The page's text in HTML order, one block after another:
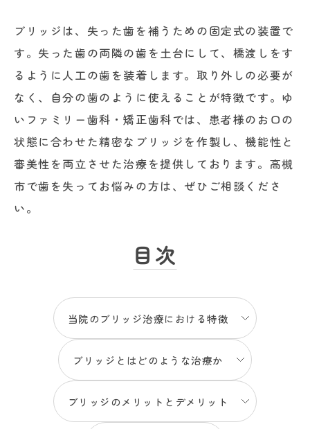
ブリッジは、失った歯を補うための固定式の装置で
す。失った歯の両隣の歯を土台にして、橋渡しをす
るように人工の歯を装着します。取り外しの必要が
なく、自分の歯のように使えることが特徴です。ゆ
いファミリー歯科・矯正歯科では、患者様のお口の
状態に合わせた精密なブリッジを作製し、機能性と
審美性を両立させた治療を提供しております。高槻
市で歯を失ってお悩みの方は、ぜひご相談くださ
い。
目次
当院のブリッジ治療における特徴
ブリッジとはどのような治療か
ブリッジのメリットとデメリット